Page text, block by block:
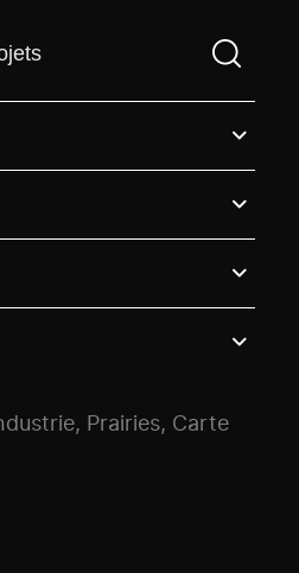
devez saisir un terme de
Prairies, Carte